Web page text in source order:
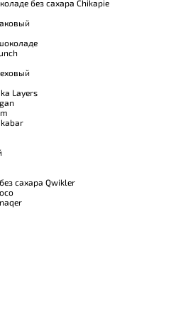
без сахара Chikapie
Layers
сахара Qwikler